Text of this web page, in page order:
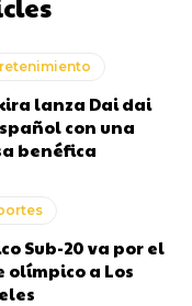
lanza Dai dai
con una
benéfica
Sub-20 va por el
olímpico a Los